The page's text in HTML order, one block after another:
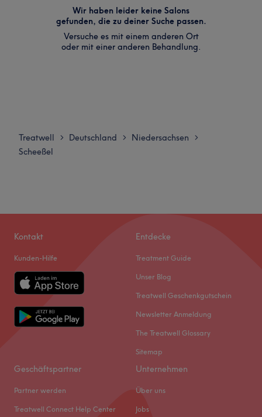
Wir haben leider keine Salons
gefunden, die zu deiner Suche passen.
Versuche es mit einem anderen Ort
oder mit einer anderen Behandlung.
Treatwell > Deutschland > Niedersachsen >
Scheeßel
Kontakt
Kunden-Hilfe
Entdecke
Treatment Guide
Unser Blog
Treatwell Geschenkgutschein
Newsletter Anmeldung
The Treatwell Glossary
Sitemap
Geschäftspartner
Partner werden
Treatwell Connect Help Center
Unternehmen
Über uns
Jobs